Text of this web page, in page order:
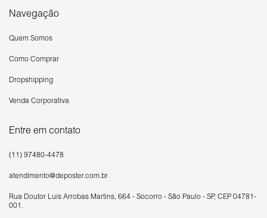
Navegação
Quem Somos
Como Comprar
Dropshipping
Venda Corporativa
Entre em contato
(11) 97480-4478
atendimento@deposter.com.br
Rua Doutor Luís Arrobas Martins, 664 - Socorro - São Paulo - SP, CEP 04781-
001.